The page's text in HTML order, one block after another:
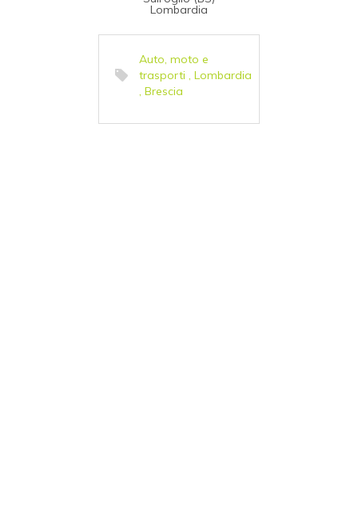
Lombardia
Auto, moto e
trasporti , Lombardia
, Brescia